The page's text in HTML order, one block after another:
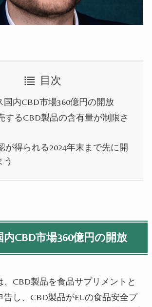
目次
国内CBD市場360億円の開放
するCBD製品の含有量が制限さ
が得られる2024年末まで先に開
う
CBD市場360億円の開放
CBD製品を食品サプリメントと
し、 CBD製品がEUの食品安全プ